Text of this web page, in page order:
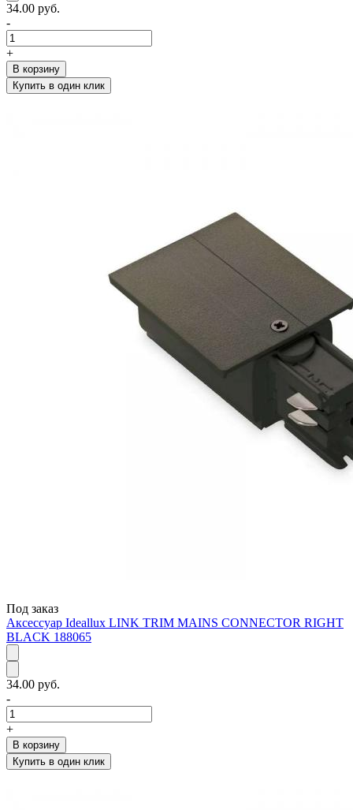
34.00 руб.
-
+
В корзину
Купить в один клик
Под заказ
Аксессуар Ideallux LINK TRIM MAINS CONNECTOR RIGHT
BLACK 188065
34.00 руб.
-
+
В корзину
Купить в один клик